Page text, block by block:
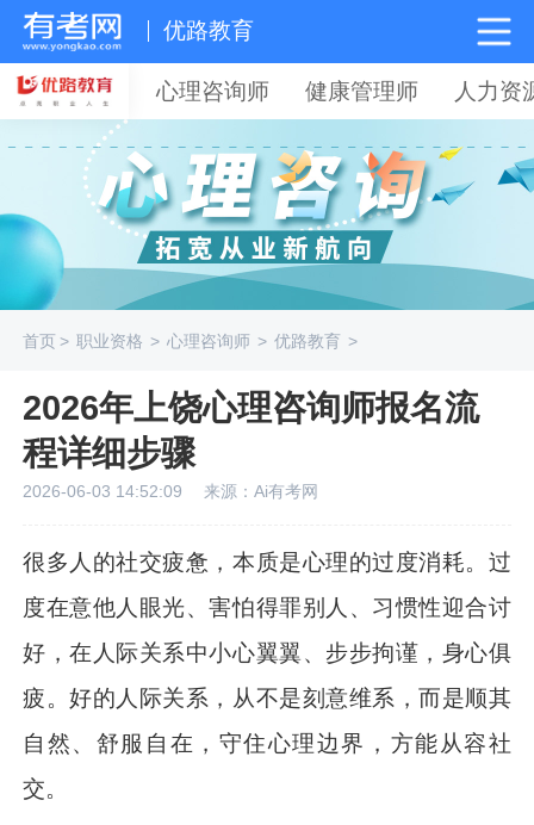
优路教育
心理咨询师 健康管理师 人力资
首页> 职业资格 > 心理咨询师 > 优路教育 >
2026年上饶心理咨询师报名流
程详细步骤
2026-06-03 14:52:09 来源：Ai有考网
很多人的社交疲惫，本质是心理的过度消耗。过
度在意他人眼光、害怕得罪别人、习惯性迎合讨
好，在人际关系中小心翼翼、步步拘谨，身心俱
疲。好的人际关系，从不是刻意维系，而是顺其
自然、舒服自在，守住心理边界，方能从容社
交。